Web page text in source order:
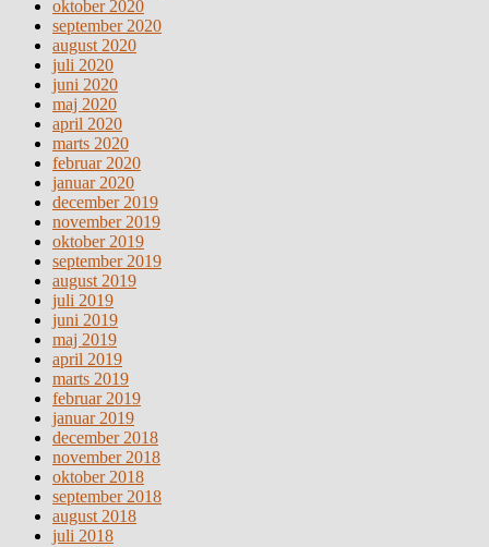
oktober 2020
september 2020
august 2020
juli 2020
juni 2020
maj 2020
april 2020
marts 2020
februar 2020
januar 2020
december 2019
november 2019
oktober 2019
september 2019
august 2019
juli 2019
juni 2019
maj 2019
april 2019
marts 2019
februar 2019
januar 2019
december 2018
november 2018
oktober 2018
september 2018
august 2018
juli 2018